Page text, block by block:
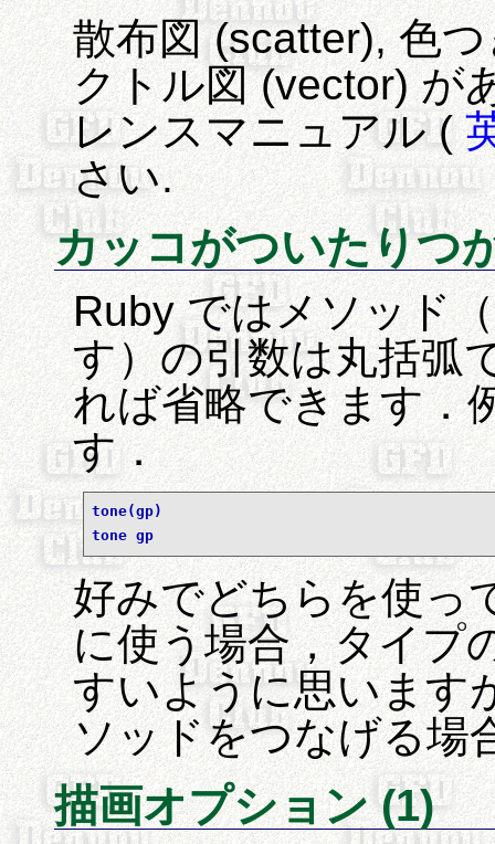
散布図 (scatter), 色
クトル図 (vector) が
レンスマニュアル (
さい.
カッコがついたりつ
Ruby ではメソッド
す）の引数は丸括弧
れば省略できます．
す．
tone(gp)
tone gp
好みでどちらを使っ
に使う場合，タイプ
すいように思います
ソッドをつなげる場
描画オプション (1)